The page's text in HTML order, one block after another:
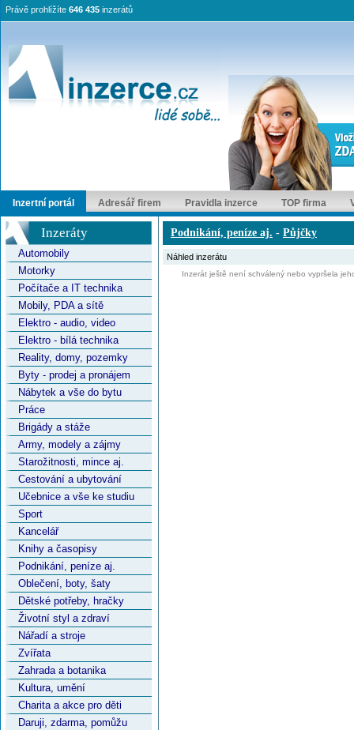
Právě prohlížíte 646 435 inzerátů
Inzertní portál Adresář firem Pravidla inzerce TOP firma
Inzeráty
Automobily
Motorky
Počítače a IT technika
Mobily, PDA a sítě
Elektro - audio, video
Elektro - bílá technika
Reality, domy, pozemky
Byty - prodej a pronájem
Nábytek a vše do bytu
Práce
Brigády a stáže
Army, modely a zájmy
Starožitnosti, mince aj.
Cestování a ubytování
Učebnice a vše ke studiu
Sport
Kancelář
Knihy a časopisy
Podnikání, peníze aj.
Oblečení, boty, šaty
Dětské potřeby, hračky
Životní styl a zdraví
Nářadí a stroje
Zvířata
Zahrada a botanika
Kultura, umění
Charita a akce pro děti
Daruji, zdarma, pomůžu
Podnikání, peníze aj. - Půjčky
Náhled inzerátu
Inzerát ještě není schválený nebo vypršela